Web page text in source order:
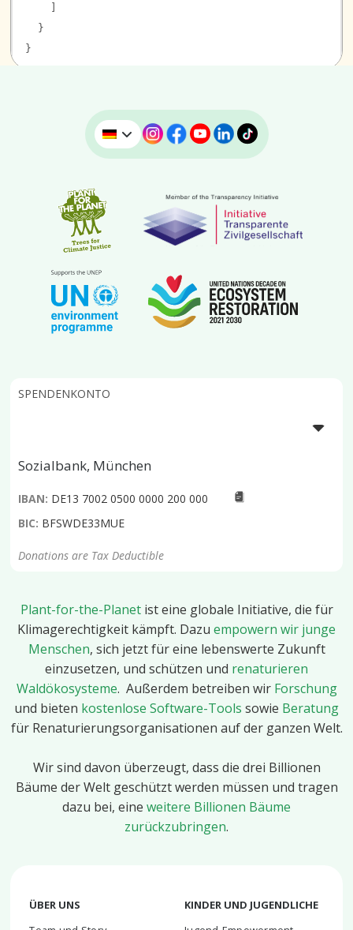
SPENDENKONTO
Sozialbank, München
IBAN: DE13 7002 0500 0000 200 000
BIC: BFSWDE33MUE
Donations are Tax Deductible
Plant-for-the-Planetist eine globale Initiative, die für
Klimagerechtigkeit kämpft. Dazu empowern wir junge
Menschen, sich jetzt für eine lebenswerte Zukunft
einzusetzen, und schützen und renaturieren
Waldökosysteme. Außerdem betreiben wir Forschung
und bieten kostenlose Software-Tools sowie Beratung
für Renaturierungsorganisationen auf der ganzen Welt.
Wir sind davon überzeugt, dass die drei Billionen
Bäume der Welt geschützt werden müssen und tragen
dazu bei, eine weitere Billionen Bäume
zurückzubringen.
ÜBER UNS
KINDER UND JUGENDLICHE